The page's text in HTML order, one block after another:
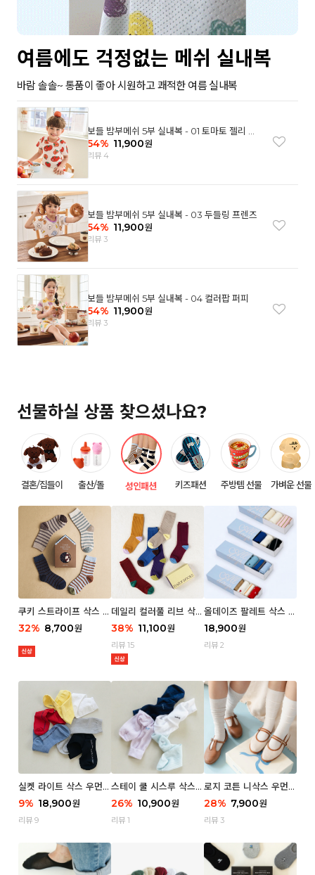
여름에도 걱정없는 메쉬 실내복
바람 솔솔~ 통품이 좋아 시원하고 쾌적한 여름 실내복
보들 밤부메쉬 5부 실내복 - 01 토마토 젤리 베
어
54% 11,900원
리뷰 4
보들 밤부메쉬 5부 실내복 - 03 두들링 프렌즈
54% 11,900원
리뷰 3
보들 밤부메쉬 5부 실내복 - 04 컬러팝 퍼피
54% 11,900원
리뷰 3
선물하실 상품 찾으셨나요?
결혼/집들이 출산/돌 성인패션 키즈패션 주방템 선물 가벼운 선물
쿠키 스트라이프 삭스 우
먼 2P
32% 8,700원
데일리 컬러풀 리브 삭스
우먼 3P 세트
38% 11,100원
리뷰 15
올데이즈 팔레트 삭스 우
먼 5P
18,900원
리뷰 2
실켓 라이트 삭스 우먼 3
P
9% 18,900원
리뷰 9
스테이 쿨 시스루 삭스
우먼 2P
26% 10,900원
리뷰 1
로지 코튼 니삭스 우먼 1
P
28% 7,900원
리뷰 3